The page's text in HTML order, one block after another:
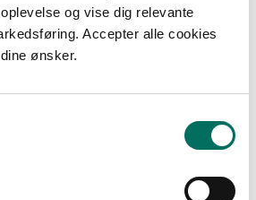
og vise dig relevante
Accepter alle cookies
ønsker.